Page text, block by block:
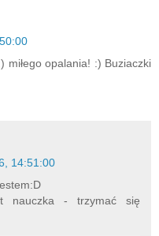
miłego opalania! :) Buziaczki
14:51:00
nauczka - trzymać się